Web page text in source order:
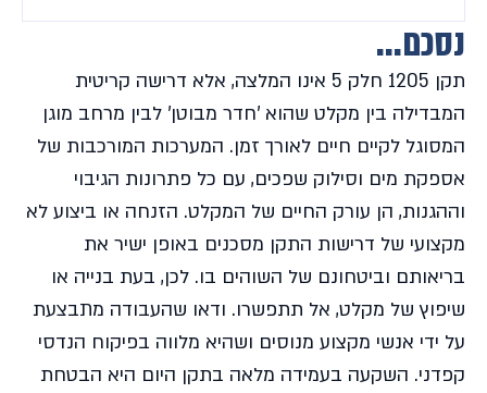
נסכם...
תקן 1205 חלק 5 אינו המלצה, אלא דרישה קריטית
המבדילה בין מקלט שהוא 'חדר מבוטן' לבין מרחב מוגן
המסוגל לקיים חיים לאורך זמן. המערכות המורכבות של
אספקת מים וסילוק שפכים, עם כל פתרונות הגיבוי
וההגנות, הן עורק החיים של המקלט. הזנחה או ביצוע לא
מקצועי של דרישות התקן מסכנים באופן ישיר את
בריאותם וביטחונם של השוהים בו. לכן, בעת בנייה או
שיפוץ של מקלט, אל תתפשרו. ודאו שהעבודה מתבצעת
על ידי אנשי מקצוע מנוסים ושהיא מלווה בפיקוח הנדסי
קפדני. השקעה בעמידה מלאה בתקן היום היא הבטחת